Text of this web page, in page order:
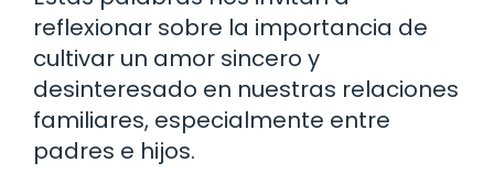
reflexionar sobre la importancia de
cultivar un amor sincero y
desinteresado en nuestras relaciones
familiares, especialmente entre
padres e hijos.